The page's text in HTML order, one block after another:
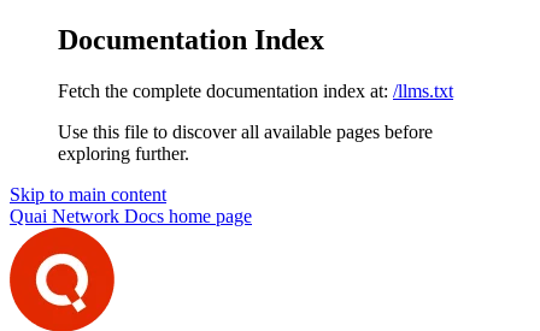
Documentation Index
Fetch the complete documentation index at: /llms.txt
Use this file to discover all available pages before
exploring further.
Skip to main content
Quai Network Docs home page